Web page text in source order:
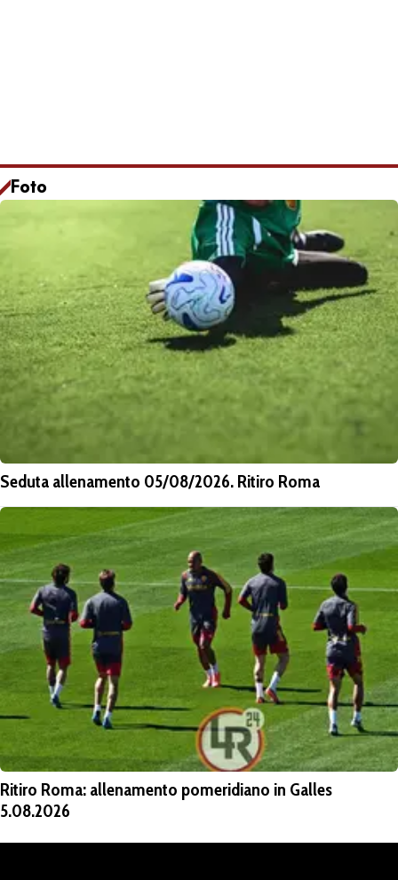
Foto
Seduta allenamento 05/08/2026. Ritiro Roma
Ritiro Roma: allenamento pomeridiano in Galles
5.08.2026